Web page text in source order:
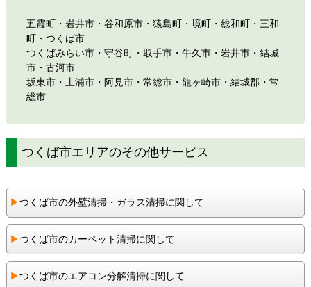
五霞町・岩井市・谷和原市・猿島町・境町・総和町・三和
町・つくば市
つくばみらい市・守谷町・取手市・牛久市・岩井市・結城
市・古河市
坂東市・土浦市・阿見市・常総市・龍ヶ崎市・結城郡・常
総市
つくば市エリアのその他サービス
▶︎つくば市の外壁清掃・ガラス清掃に関して
▶︎つくば市のカーペット清掃に関して
▶︎つくば市のエアコン分解清掃に関して